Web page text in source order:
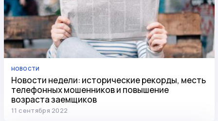
НОВОСТИ
Новости недели: исторические рекорды, месть
телефонных мошенников и повышение
возраста заемщиков
11 сентября 2022